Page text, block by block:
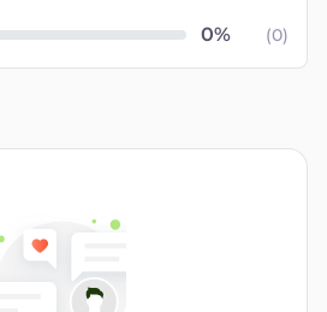
(0)